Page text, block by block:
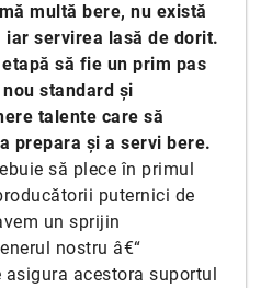
multă bere, nu există
servirea lasă de dorit.
să fie un prim pas
standard și
talente care să
prepara și a servi bere.
să plece în primul
puternici de
un sprijin
nostru â€“
acestora suportul